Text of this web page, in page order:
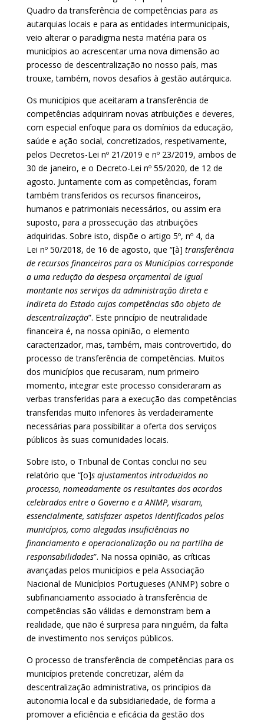
Quadro da transferência de competências para as
autarquias locais e para as entidades intermunicipais,
veio alterar o paradigma nesta matéria para os
municípios ao acrescentar uma nova dimensão ao
processo de descentralização no nosso país, mas
trouxe, também, novos desafios à gestão autárquica.
Os municípios que aceitaram a transferência de
competências adquiriram novas atribuições e deveres,
com especial enfoque para os domínios da educação,
saúde e ação social, concretizados, respetivamente,
pelos Decretos-Lei nº 21/2019 e nº 23/2019, ambos de
30 de janeiro, e o Decreto-Lei nº 55/2020, de 12 de
agosto. Juntamente com as competências, foram
também transferidos os recursos financeiros,
humanos e patrimoniais necessários, ou assim era
suposto, para a prossecução das atribuições
adquiridas. Sobre isto, dispõe o artigo 5º, nº 4, da
Lei nº 50/2018, de 16 de agosto, que “[à] transferência
de recursos financeiros para os Municípios corresponde
a uma redução da despesa orçamental de igual
montante nos serviços da administração direta e
indireta do Estado cujas competências são objeto de
descentralização”. Este princípio de neutralidade
financeira é, na nossa opinião, o elemento
caracterizador, mas, também, mais controvertido, do
processo de transferência de competências. Muitos
dos municípios que recusaram, num primeiro
momento, integrar este processo consideraram as
verbas transferidas para a execução das competências
transferidas muito inferiores às verdadeiramente
necessárias para possibilitar a oferta dos serviços
públicos às suas comunidades locais.
Sobre isto, o Tribunal de Contas conclui no seu
relatório que “[o]s ajustamentos introduzidos no
processo, nomeadamente os resultantes dos acordos
celebrados entre o Governo e a ANMP, visaram,
essencialmente, satisfazer aspetos identificados pelos
municípios, como alegadas insuficiências no
financiamento e operacionalização ou na partilha de
responsabilidades”. Na nossa opinião, as críticas
avançadas pelos municípios e pela Associação
Nacional de Municípios Portugueses (ANMP) sobre o
subfinanciamento associado à transferência de
competências são válidas e demonstram bem a
realidade, que não é surpresa para ninguém, da falta
de investimento nos serviços públicos.
O processo de transferência de competências para os
municípios pretende concretizar, além da
descentralização administrativa, os princípios da
autonomia local e da subsidiariedade, de forma a
promover a eficiência e eficácia da gestão dos